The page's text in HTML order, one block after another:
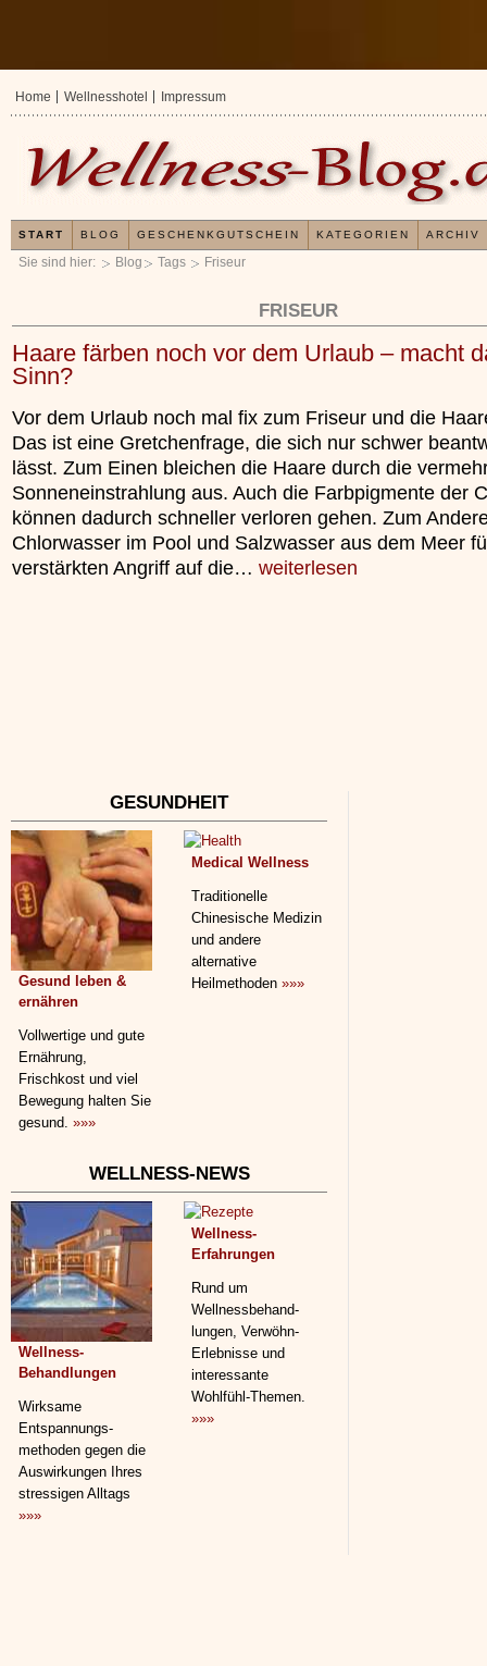
Sie sind hier: Blog Tags Friseur
FRISEUR
Haare färben noch vor dem Urlaub – macht
Sinn?
Vor dem Urlaub noch mal fix zum Friseur und die
Das ist eine Gretchenfrage, die sich nur schwer
lässt. Zum Einen bleichen die Haare durch die
Sonneneinstrahlung aus. Auch die Farbpigmente der
können dadurch schneller verloren gehen. Zum
Chlorwasser im Pool und Salzwasser aus dem Meer
verstärkten Angriff auf die… weiterlesen
GESUNDHEIT
Gesund leben &
ernähren
Vollwertige und gute
Ernährung,
Frischkost und viel
Bewegung halten Sie
gesund. »»»
Medical Wellness
Traditionelle
Chinesische Medizin
und andere
alternative
Heilmethoden »»»
WELLNESS-NEWS
Wellness-
Behandlungen
Wirksame
Entspannungs­
methoden gegen die
Auswirkungen Ihres
stressigen Alltags
»»»
Wellness-
Erfahrungen
Rund um
Wellnessbehand­
lungen, Verwöhn-
Erlebnisse und
interessante
Wohlfühl-Themen.
»»»
Erfahrungen mit
Kieselsäuregel
»»»
Home Wellnesshotel Impressum
START BLOG GESCHENKGUTSCHEIN KATEGORIEN ARCHIV